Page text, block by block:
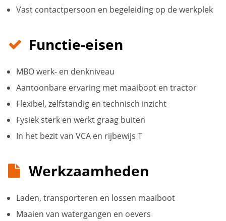
Vast contactpersoon en begeleiding op de werkplek
Functie-eisen
MBO werk- en denkniveau
Aantoonbare ervaring met maaiboot en tractor
Flexibel, zelfstandig en technisch inzicht
Fysiek sterk en werkt graag buiten
In het bezit van VCA en rijbewijs T
Werkzaamheden
Laden, transporteren en lossen maaiboot
Maaien van watergangen en oevers